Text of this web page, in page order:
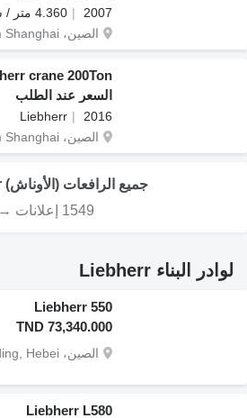
2007
4.360 متر / ساعة
الصين، Xinzhuanm Shanghai
السعر عند الطلب
2016
Liebherr
الصين، Xinzhuanm Shanghai
جميع الرافعات (الأوناش) Liebherr
1549 إعلانات →
لوادر البناء Liebherr
Liebherr 550
TND 73,340.000
الصين، Baoding, Hebei
Liebherr L580